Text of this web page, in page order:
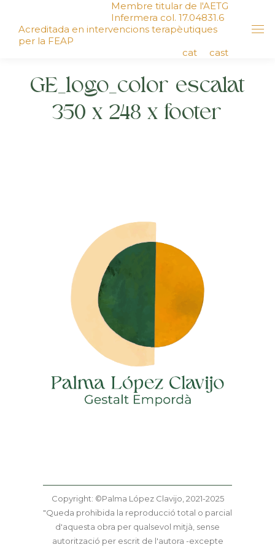
Membre titular de l'AETG
Infermera col. 17.04831.6
Acreditada en intervencions terapèutiques
per la FEAP
cat
cast
GE_logo_color escalat
350 x 248 x footer
Copyright: ©Palma López Clavijo, 2021-2025
"Queda prohibida la reproducció total o parcial
d'aquesta obra per qualsevol mitjà, sense
autorització per escrit de l'autora -excepte